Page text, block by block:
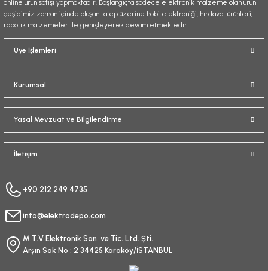
Gönder
online ürün satışı yapmaktadır. Başlangıçta sadece elektronik malzeme olan ürün
çeşidimiz zaman içinde oluşan talep üzerine hobi elektroniği, hırdavat ürünleri,
robotik malzemeler ile genişleyerek devam etmektedir.
Üye İşlemleri
Kurumsal
Yasal Mevzuat ve Bilgilendirme
İletişim
+90 212 249 4735
info@elektrodepo.com
M.T.V Elektronik San. ve Tic. Ltd. Şti.
Arşın Sok No : 2 34425 Karaköy/İSTANBUL